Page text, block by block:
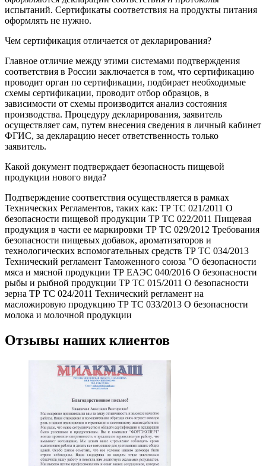
испытаний. Сертификаты соответствия на продукты питания
оформлять не нужно.
Чем сертификация отличается от декларирования?
Главное отличие между этими системами подтверждения
соответствия в России заключается в том, что сертификацию
проводит орган по сертификации, подбирает необходимые
схемы сертификации, проводит отбор образцов, в
зависимости от схемы производится анализ состояния
производства. Процедуру декларирования, заявитель
осуществляет сам, путем внесения сведения в личный кабинет
ФГИС, за декларацию несет ответственность только
заявитель.
Какой документ подтверждает безопасность пищевой
продукции нового вида?
Подтверждение соответствия осуществляется в рамках
Технических Регламентов, таких как: ТР ТС 021/2011 О
безопасности пищевой продукции ТР ТС 022/2011 Пищевая
продукция в части ее маркировки ТР ТС 029/2012 Требования
безопасности пищевых добавок, ароматизаторов и
технологических вспомогательных средств ТР ТС 034/2013
Технический регламент Таможенного союза "О безопасности
мяса и мясной продукции ТР ЕАЭС 040/2016 О безопасности
рыбы и рыбной продукции ТР ТС 015/2011 О безопасности
зерна ТР ТС 024/2011 Технический регламент на
масложировую продукцию ТР ТС 033/2013 О безопасности
молока и молочной продукции
Отзывы наших клиентов